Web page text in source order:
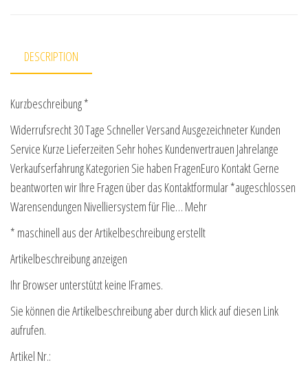
DESCRIPTION
Kurzbeschreibung *
Widerrufsrecht 30 Tage Schneller Versand Ausgezeichneter Kunden
Service Kurze Lieferzeiten Sehr hohes Kundenvertrauen Jahrelange
Verkaufserfahrung Kategorien Sie haben FragenEuro Kontakt Gerne
beantworten wir Ihre Fragen über das Kontaktformular *augeschlossen
Warensendungen Nivelliersystem für Flie… Mehr
* maschinell aus der Artikelbeschreibung erstellt
Artikelbeschreibung anzeigen
Ihr Browser unterstützt keine IFrames.
Sie können die Artikelbeschreibung aber durch klick auf diesen Link
aufrufen.
Artikel Nr.: